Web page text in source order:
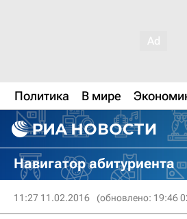
Политика В мире
Навигатор абитуриента
11:27 11.02.2016 (обновлено: 19:46